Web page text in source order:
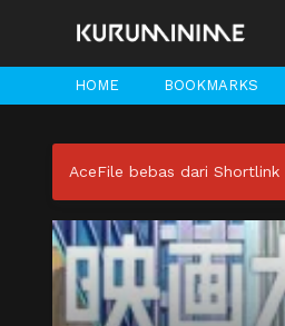
HOME BOOKMARKS
AceFile bebas dari Shortlink